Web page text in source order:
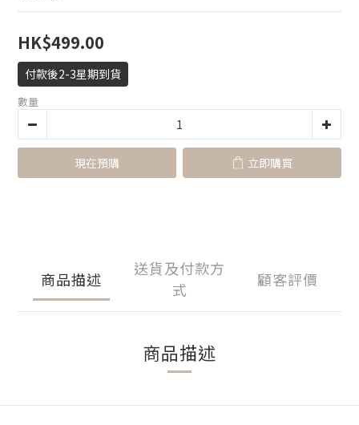
HK$499.00
付款後2-3星期到貨
數量
現在預購 立即購買
商品描述
送貨及付款方
式
顧客評價
商品描述